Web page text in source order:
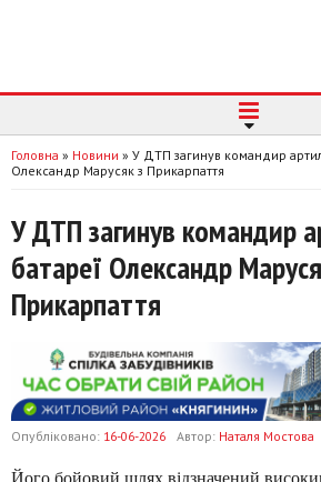
Головна » Новини » У ДТП загинув командир
Олександр Марусяк з Прикарпаття
У ДТП загинув командир
батареї Олександр
Прикарпаття
Опубліковано: 16-06-2026 Автор: Наталя Мостова